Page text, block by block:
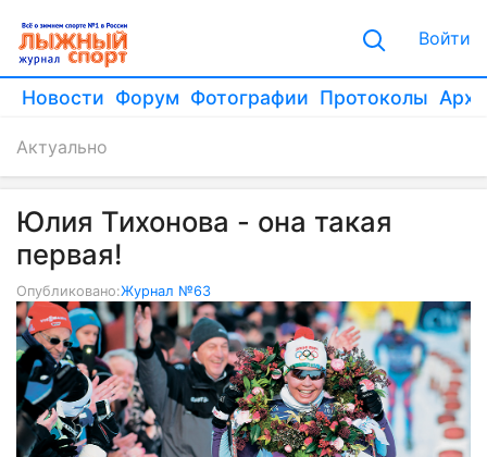
Войти
Новости Форум Фотографии Протоколы
Актуально
Юлия Тихонова - она такая
первая!
Опубликовано:Журнал №63